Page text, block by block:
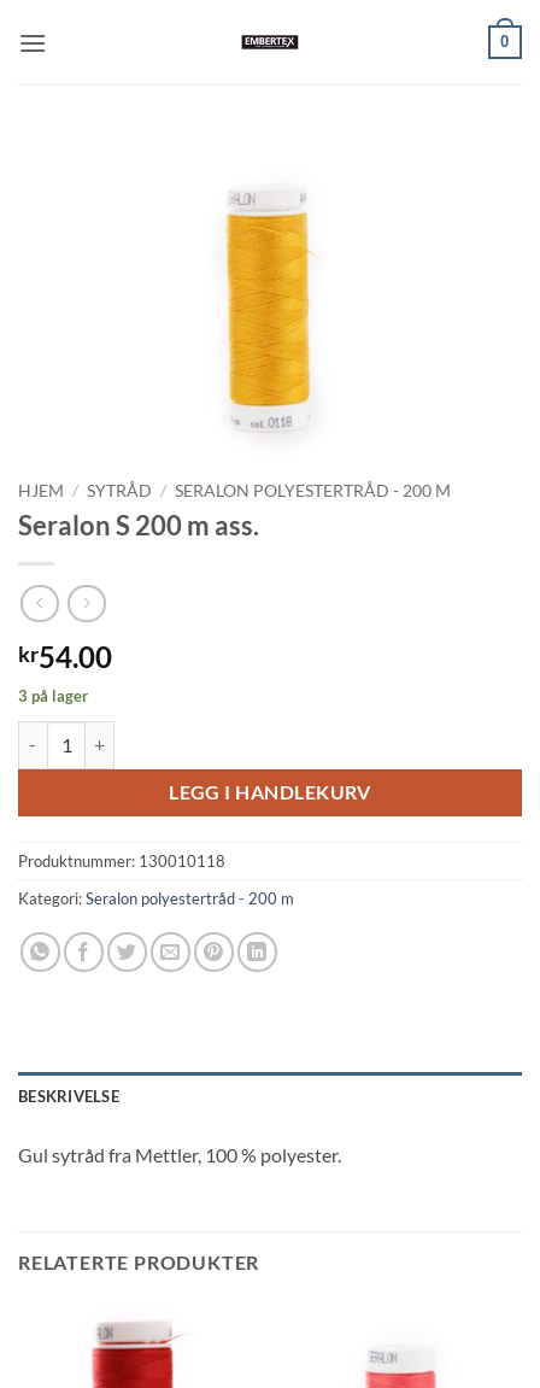
0
HJEM / SYTRÅD / SERALON POLYESTERTRÅD - 200 M
Seralon S 200 m ass.
kr54.00
3 på lager
LEGG I HANDLEKURV
Produktnummer: 130010118
Kategori:Seralon polyestertråd - 200 m
BESKRIVELSE
Gul sytråd fra Mettler, 100 % polyester.
RELATERTE PRODUKTER